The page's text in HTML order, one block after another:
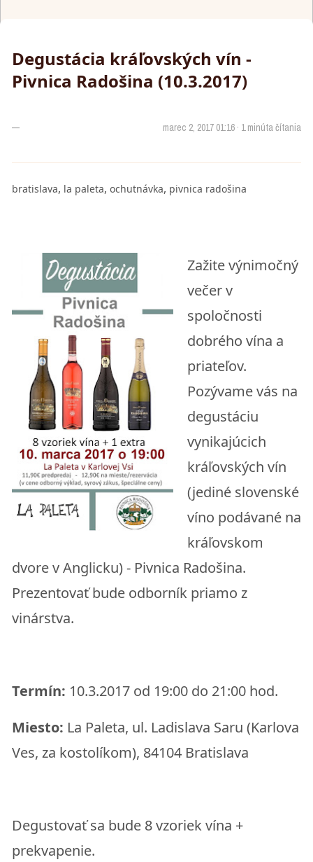
Degustácia kráľovských vín -
Pivnica Radošina (10.3.2017)
— marec 2, 2017 01:16 · 1 minúta čítania
bratislava, la paleta, ochutnávka, pivnica radošina
Zažite výnimočný
večer v
spoločnosti
dobrého vína a
priateľov.
Pozývame vás na
degustáciu
vynikajúcich
kráľovských vín
(jediné slovenské
víno podávané na
kráľovskom
dvore v Anglicku) - Pivnica Radošina.
Prezentovať bude odborník priamo z
vinárstva.
Termín: 10.3.2017 od 19:00 do 21:00 hod.
Miesto: La Paleta, ul. Ladislava Saru (Karlova
Ves, za kostolíkom), 84104 Bratislava
Degustovať sa bude 8 vzoriek vína +
prekvapenie.